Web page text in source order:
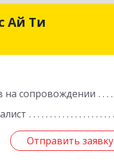
Ай Ти
на сопровождении
Отправить заявку
Отправить заявку